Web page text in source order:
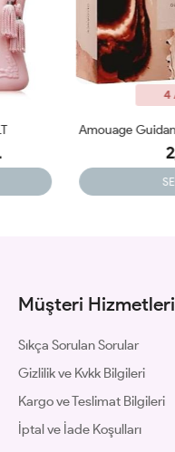
Müşteri Hizmetleri
Sıkça Sorulan Sorular
Gizlilik ve Kvkk Bilgileri
Kargo ve Teslimat Bilgileri
İptal ve İade Koşulları